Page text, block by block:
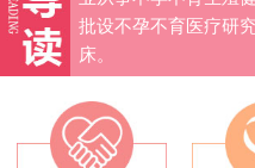
批设不孕不育医疗研
床。